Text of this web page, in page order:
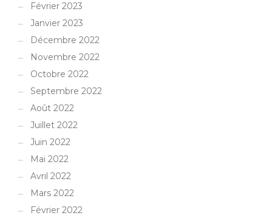
Février 2023
Janvier 2023
Décembre 2022
Novembre 2022
Octobre 2022
Septembre 2022
Août 2022
Juillet 2022
Juin 2022
Mai 2022
Avril 2022
Mars 2022
Février 2022